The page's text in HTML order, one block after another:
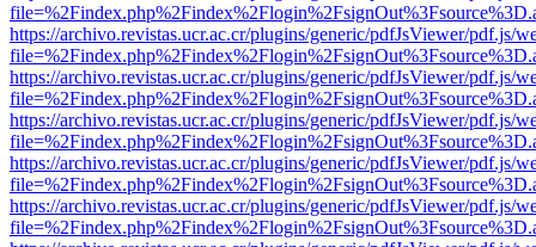
https://archivo.revistas.ucr.ac.cr/plugins/generic/pdfJsViewer/pdf.js/
https://archivo.revistas.ucr.ac.cr/plugins/generic/pdfJsViewer/pdf.js/
https://archivo.revistas.ucr.ac.cr/plugins/generic/pdfJsViewer/pdf.js/
https://archivo.revistas.ucr.ac.cr/plugins/generic/pdfJsViewer/pdf.js/
https://archivo.revistas.ucr.ac.cr/plugins/generic/pdfJsViewer/pdf.js/